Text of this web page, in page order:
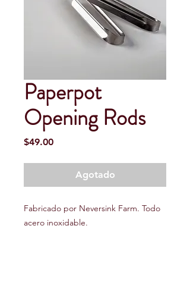
Paperpot
Opening Rods
$49.00Precio
Agotado
Fabricado por Neversink Farm. Todo
acero inoxidable.